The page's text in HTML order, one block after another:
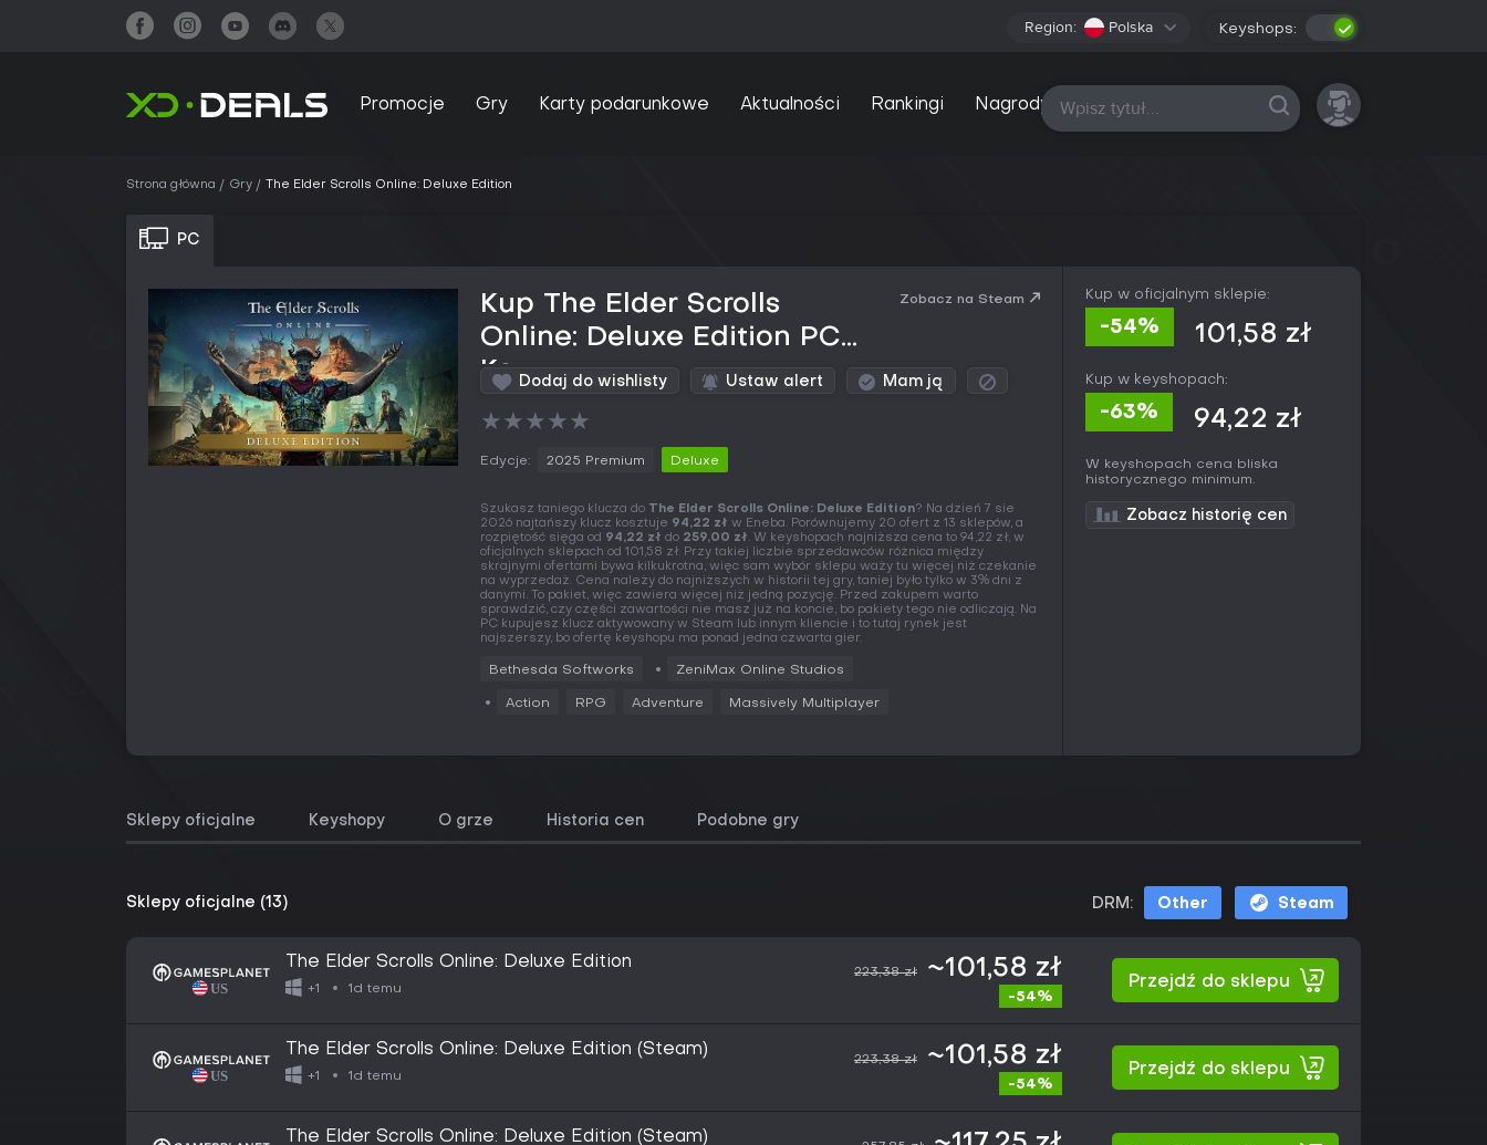
Region: Polska Keyshops:
Promocje Gry Karty podarunkowe Aktualności Rankingi Nagrody Wszystkie platformy
Strona główna Gry The Elder Scrolls Online: Deluxe Edition
PC
Kup The Elder Scrolls
Online: Deluxe Edition PC
Key
Zobacz na Steam
Dodaj do wishlisty Ustaw alert Mam ją
★★★★★
Edycje: 2025 Premium Deluxe
Szukasz taniego klucza do The Elder Scrolls Online: Deluxe Edition? Na dzień 7 sie
2026 najtańszy klucz kosztuje 94,22 zł w Eneba. Porównujemy 20 ofert z 13 sklepów, a
rozpiętość sięga od 94,22 zł do 259,00 zł. W keyshopach najniższa cena to 94,22 zł, w
oficjalnych sklepach od 101,58 zł. Przy takiej liczbie sprzedawców różnica między
skrajnymi ofertami bywa kilkukrotna, więc sam wybór sklepu waży tu więcej niż czekanie
na wyprzedaż. Cena należy do najniższych w historii tej gry, taniej było tylko w 3% dni z
danymi. To pakiet, więc zawiera więcej niż jedną pozycję. Przed zakupem warto
sprawdzić, czy części zawartości nie masz już na koncie, bo pakiety tego nie odliczają. Na
PC kupujesz klucz aktywowany w Steam lub innym kliencie i to tutaj rynek jest
najszerszy, bo ofertę keyshopu ma ponad jedna czwarta gier.
Bethesda Softworks ZeniMax Online Studios
Action RPG Adventure Massively Multiplayer
Kup w oficjalnym sklepie:
-54% 101,58 zł
Kup w keyshopach:
-63% 94,22 zł
W keyshopach cena bliska
historycznego minimum.
Zobacz historię cen
Sklepy oficjalne Keyshopy O grze Historia cen Podobne gry
Sklepy oficjalne (13) DRM: Other Steam
The Elder Scrolls Online: Deluxe Edition
+1 1d temu
223,38 zł ~101,58 zł
-54%
Przejdź do sklepu
The Elder Scrolls Online: Deluxe Edition (Steam)
+1 1d temu
223,38 zł ~101,58 zł
-54%
Przejdź do sklepu
The Elder Scrolls Online: Deluxe Edition (Steam)